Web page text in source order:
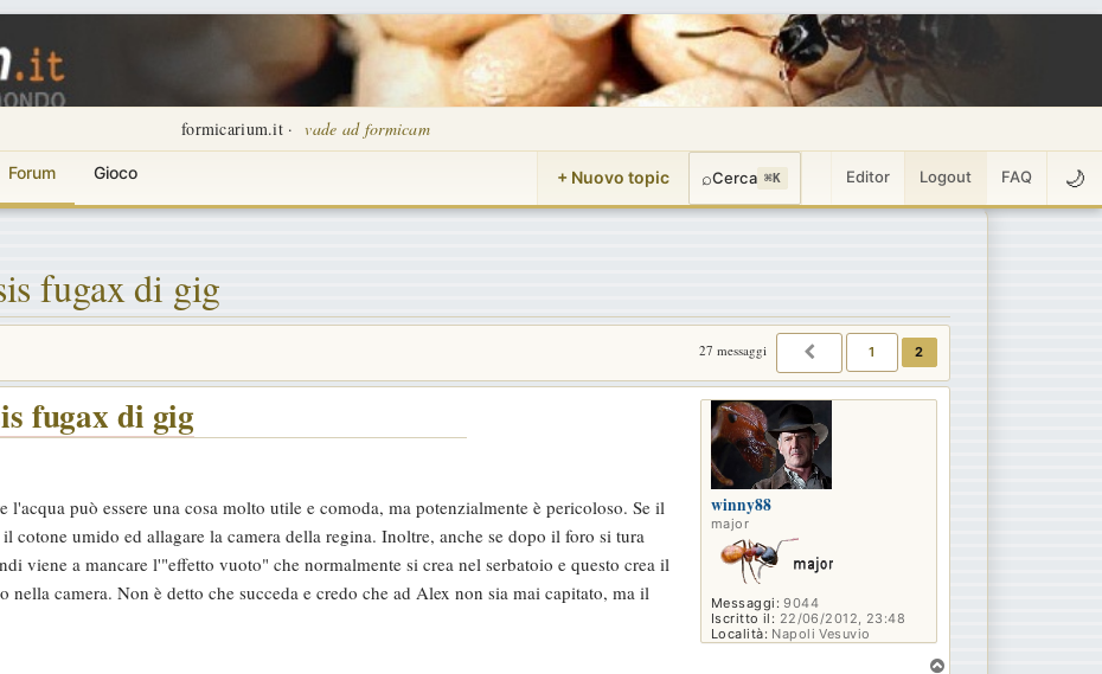
formicarium.it · vade ad formicam
Forum Gioco + Nuovo topic ⌕Cerca ⌘K Editor Logout FAQ 🌙
fugax di gig
27 messaggi PRECEDENTE
1 2
winny88
major
Messaggi: 9044
Iscritto il: 22/06/2012, 23:48
Località: Napoli Vesuvio
fugax di gig
può essere una cosa molto utile e comoda, ma potenzialmente è pericoloso. Se il
cotone umido ed allagare la camera della regina. Inoltre, anche se dopo il foro si tura
viene a mancare l'"effetto vuoto" che normalmente si crea nel serbatoio e questo crea il
camera. Non è detto che succeda e credo che ad Alex non sia mai capitato, ma il